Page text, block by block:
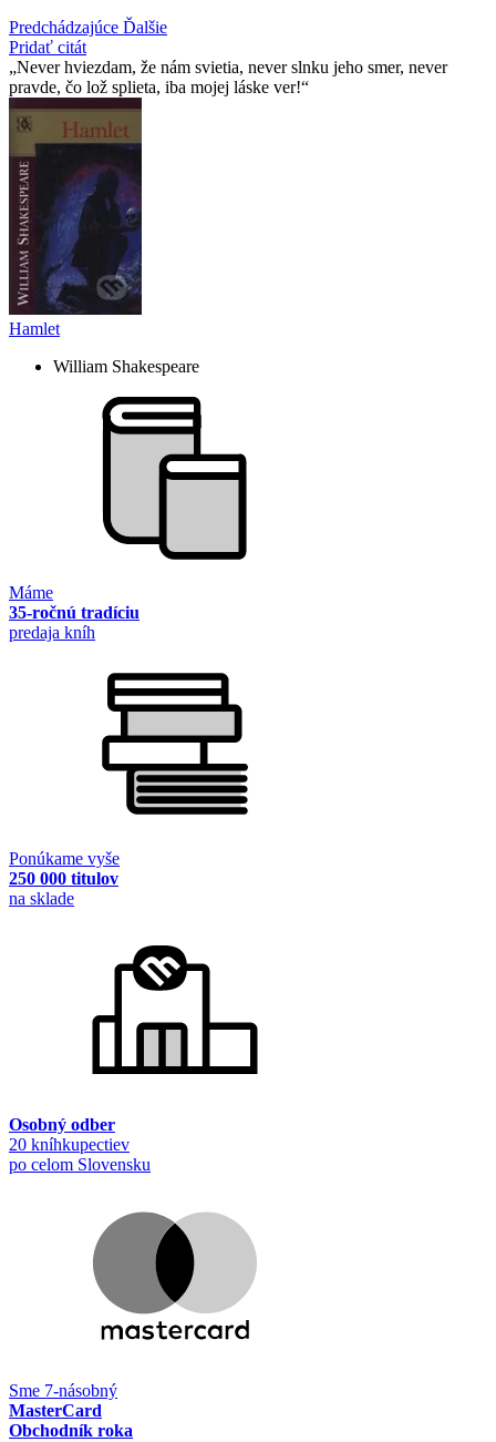
Predchádzajúce Ďalšie
Pridať citát
Never hviezdam, že nám svietia, never slnku jeho smer, never
pravde, čo lož splieta, iba mojej láske ver!
Hamlet
William Shakespeare
Máme
35-ročnú tradíciu
predaja kníh
Ponúkame vyše
250 000 titulov
na sklade
Osobný odber
20 kníhkupectiev
po celom Slovensku
Sme 7-násobný
MasterCard
Obchodník roka